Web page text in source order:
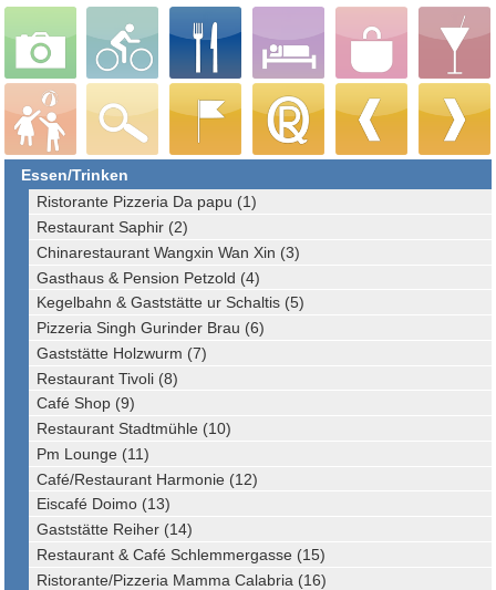
Essen/Trinken
Ristorante Pizzeria Da papu (1)
Restaurant Saphir (2)
Chinarestaurant Wangxin Wan Xin (3)
Gasthaus & Pension Petzold (4)
Kegelbahn & Gaststätte ur Schaltis (5)
Pizzeria Singh Gurinder Brau (6)
Gaststätte Holzwurm (7)
Restaurant Tivoli (8)
Café Shop (9)
Restaurant Stadtmühle (10)
Pm Lounge (11)
Café/Restaurant Harmonie (12)
Eiscafé Doimo (13)
Gaststätte Reiher (14)
Restaurant & Café Schlemmergasse (15)
Ristorante/Pizzeria Mamma Calabria (16)